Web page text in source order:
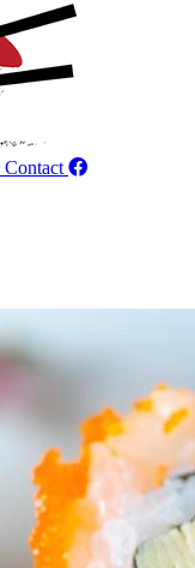
(huidige)
Contact